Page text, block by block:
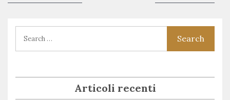
articoli
post:
post:
Articoli recenti